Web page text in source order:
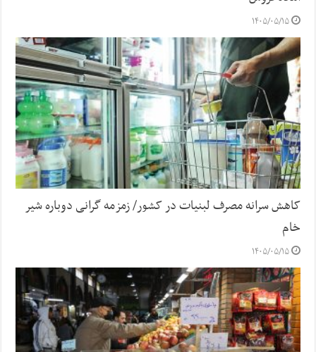
۱۴۰۵/۰۵/۱۵
کاهش سرانه مصرف لبنیات در کشور/ زمزمه گرانی دوباره شیر
خام
۱۴۰۵/۰۵/۱۵